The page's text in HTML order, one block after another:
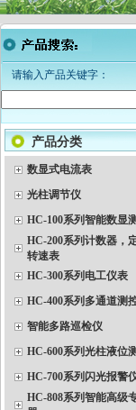
请输入产品关键字：
产品分类
数显式电流表
光柱调节仪
HC-100系列智能数显
HC-200系列计数器，
转速表
HC-300系列电工仪表
HC-400系列多通道测
智能多路巡检仪
HC-600系列光柱液位
HC-700系列闪光报警
HC-808系列智能高级
量积算仪